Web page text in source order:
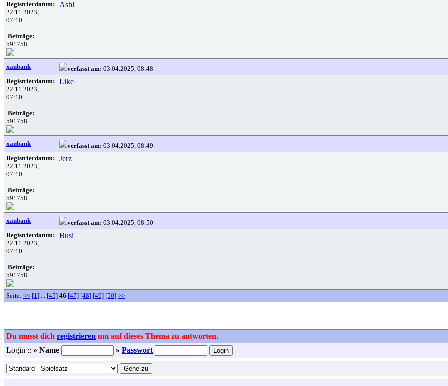
Registrierdatum:
22.11.2023,
07:10
Beiträge:
591758
Ashl
xanbank verfasst am: 03.04.2025, 08:48
Registrierdatum:
22.11.2023,
07:10
Beiträge:
591758
Like
xanbank verfasst am: 03.04.2025, 08:49
Registrierdatum:
22.11.2023,
07:10
Beiträge:
591758
Jerz
xanbank verfasst am: 03.04.2025, 08:50
Registrierdatum:
22.11.2023,
07:10
Beiträge:
591758
Busi
Seite: << [1] ... [45] 46 [47] [48] [49] [50] >>
Du musst dich registrieren um auf dieses Thema zu antworten.
Login :: » Name » Passwort